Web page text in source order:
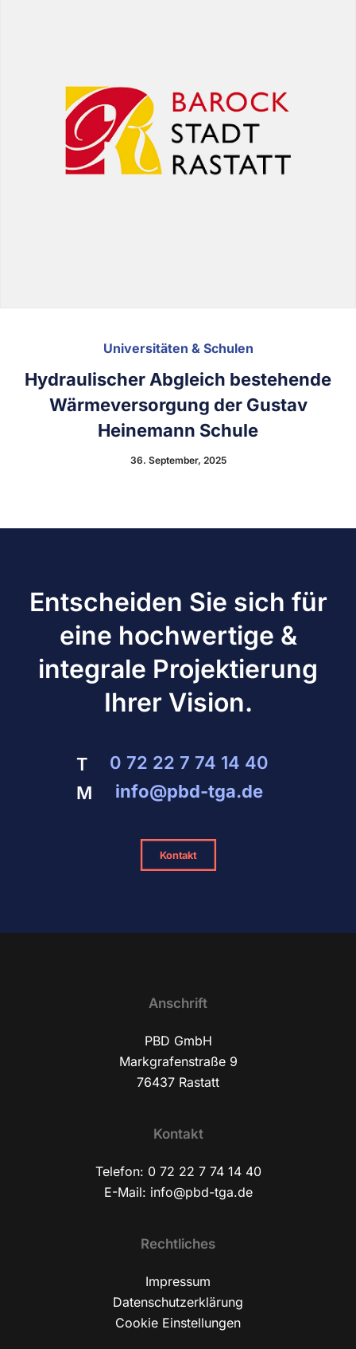
Universitäten & Schulen
Hydraulischer Abgleich bestehende
Wärmeversorgung der Gustav
Heinemann Schule
36. September, 2025
Entscheiden Sie sich für
eine hochwertige &
integrale Projektierung
Ihrer Vision.
T
0 72 22 7 74 14 40
M
info@pbd-tga.de
Kontakt
Anschrift
PBD GmbH
Markgrafenstraße 9
76437 Rastatt
Kontakt
Telefon: 0 72 22 7 74 14 40
E-Mail: info@pbd-tga.de
Rechtliches
Impressum
Datenschutzerklärung
Cookie Einstellungen